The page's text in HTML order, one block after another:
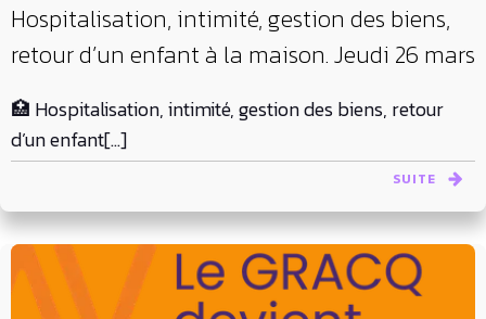
Hospitalisation, intimité, gestion des biens,
retour d’un enfant à la maison. Jeudi 26 mars
🏥 Hospitalisation, intimité, gestion des biens, retour
d’un enfant[…]
SUITE